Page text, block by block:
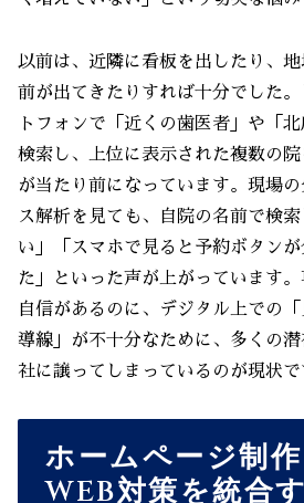
以前は、近隣に看板を出したり、
前が出てきたりすれば十分でした
トフォンで「近くの歯医者」や「
検索し、上位に表示された複数の
が当たり前になっています。現場
ス解析を見ても、自院の名前で検
い」「スマホで見ると予約ボタン
た」といった声が上がっています
自信があるのに、デジタル上での
導線」が不十分なために、多くの
社に譲ってしまっているのが現状で
ホームページ制
WEB対策を統合